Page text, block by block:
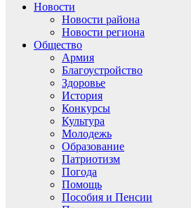
Новости
Новости района
Новости региона
Общество
Армия
Благоустройство
Здоровье
История
Конкурсы
Культура
Молодежь
Образование
Патриотизм
Погода
Помощь
Пособия и Пенсии